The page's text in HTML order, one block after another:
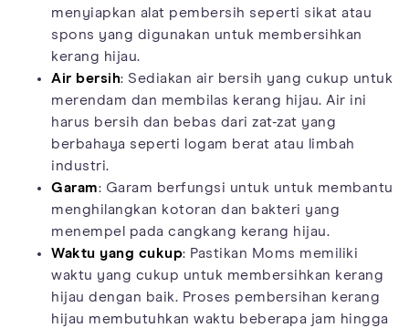
menyiapkan alat pembersih seperti sikat atau
spons yang digunakan untuk membersihkan
kerang hijau.
Air bersih: Sediakan air bersih yang cukup untuk
merendam dan membilas kerang hijau. Air ini
harus bersih dan bebas dari zat-zat yang
berbahaya seperti logam berat atau limbah
industri.
Garam: Garam berfungsi untuk untuk membantu
menghilangkan kotoran dan bakteri yang
menempel pada cangkang kerang hijau.
Waktu yang cukup: Pastikan Moms memiliki
waktu yang cukup untuk membersihkan kerang
hijau dengan baik. Proses pembersihan kerang
hijau membutuhkan waktu beberapa jam hingga